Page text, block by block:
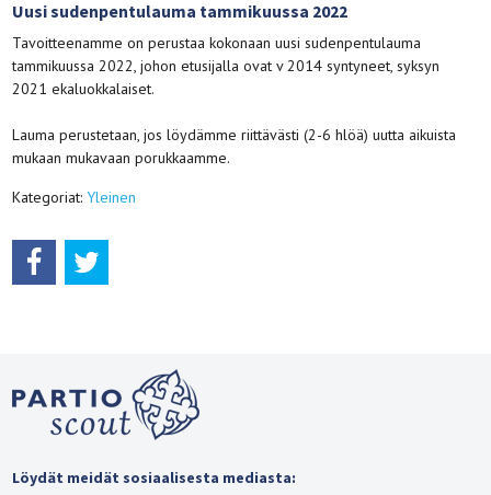
Uusi sudenpentulauma tammikuussa 2022
Tavoitteenamme on perustaa kokonaan uusi sudenpentulauma
tammikuussa 2022, johon etusijalla ovat v 2014 syntyneet, syksyn
2021 ekaluokkalaiset.
Lauma perustetaan, jos löydämme riittävästi (2-6 hlöä) uutta aikuista
mukaan mukavaan porukkaamme.
Kategoriat:Yleinen
Löydät meidät sosiaalisesta mediasta: